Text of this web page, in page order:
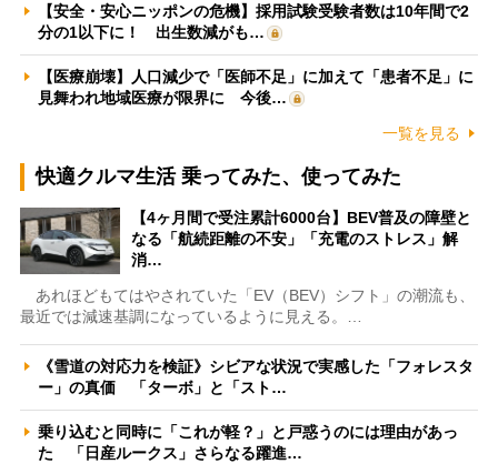
【安全・安心ニッポンの危機】採用試験受験者数は10年間で2
分の1以下に！ 出生数減がも…
【医療崩壊】人口減少で「医師不足」に加えて「患者不足」に
見舞われ地域医療が限界に 今後…
一覧を見る
快適クルマ生活 乗ってみた、使ってみた
【4ヶ月間で受注累計6000台】BEV普及の障壁と
なる「航続距離の不安」「充電のストレス」解
消…
あれほどもてはやされていた「EV（BEV）シフト」の潮流も、
最近では減速基調になっているように見える。…
《雪道の対応力を検証》シビアな状況で実感した「フォレスタ
ー」の真価 「ターボ」と「スト…
乗り込むと同時に「これが軽？」と戸惑うのには理由があっ
た 「日産ルークス」さらなる躍進…